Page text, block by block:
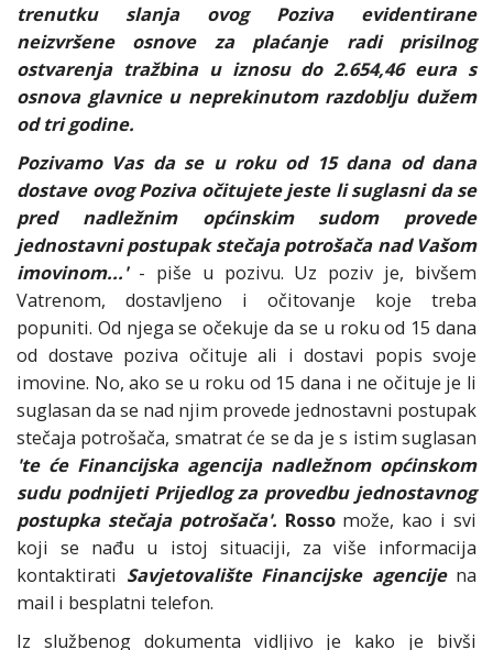
trenutku slanja ovog Poziva evidentirane
neizvršene osnove za plaćanje radi prisilnog
ostvarenja tražbina u iznosu do 2.654,46 eura s
osnova glavnice u neprekinutom razdoblju dužem
od tri godine.
Pozivamo Vas da se u roku od 15 dana od dana
dostave ovog Poziva očitujete jeste li suglasni da se
pred nadležnim općinskim sudom provede
jednostavni postupak stečaja potrošača nad Vašom
imovinom...' - piše u pozivu. Uz poziv je, bivšem
Vatrenom, dostavljeno i očitovanje koje treba
popuniti. Od njega se očekuje da se u roku od 15 dana
od dostave poziva očituje ali i dostavi popis svoje
imovine. No, ako se u roku od 15 dana i ne očituje je li
suglasan da se nad njim provede jednostavni postupak
stečaja potrošača, smatrat će se da je s istim suglasan
'te će Financijska agencija nadležnom općinskom
sudu podnijeti Prijedlog za provedbu jednostavnog
postupka stečaja potrošača'. Rossomože, kao i svi
koji se nađu u istoj situaciji, za više informacija
kontaktirati Savjetovalište Financijske agencije na
mail i besplatni telefon.
Iz službenog dokumenta vidljivo je kako je bivši